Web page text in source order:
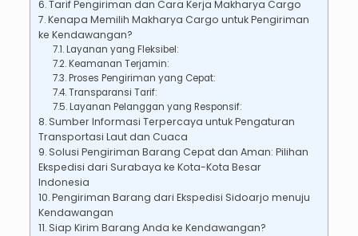
Tarif Pengiriman dan Cara Kerja Makharya Cargo
Kenapa Memilih Makharya Cargo untuk Pengiriman
ke Kendawangan?
Layanan yang Fleksibel:
Keamanan Terjamin:
Proses Pengiriman yang Cepat:
Transparansi Tarif:
Layanan Pelanggan yang Responsif:
Sumber Informasi Terpercaya untuk Pengaturan
Transportasi Laut dan Cuaca
Solusi Pengiriman Barang Cepat dan Aman: Pilihan
Ekspedisi dari Surabaya ke Kota-Kota Besar
Indonesia
Pengiriman Barang dari Ekspedisi Sidoarjo menuju
Kendawangan
Siap Kirim Barang Anda ke Kendawangan?